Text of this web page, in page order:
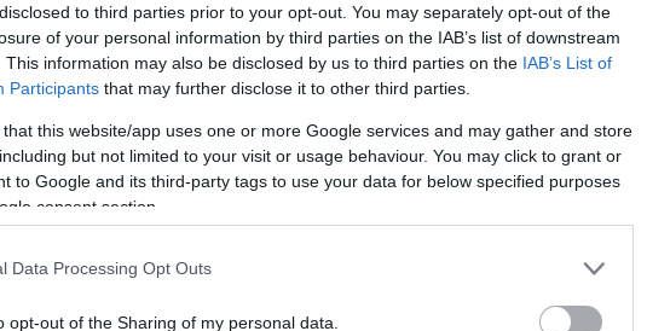
to third parties prior to your opt-out. You may separately opt-out of the
of your personal information by third parties on the IAB’s list of downstream
This information may also be disclosed by us to third parties on the IAB’s List of
Participants that may further disclose it to other third parties.
that this website/app uses one or more Google services and may gather and store
but not limited to your visit or usage behaviour. You may click to grant or
to Google and its third-party tags to use your data for below specified purposes
consent section.
Data Processing Opt Outs
opt-out of the Sharing of my personal data.
Lykavitos.gr στο Google News
όλες τις ειδήσεις